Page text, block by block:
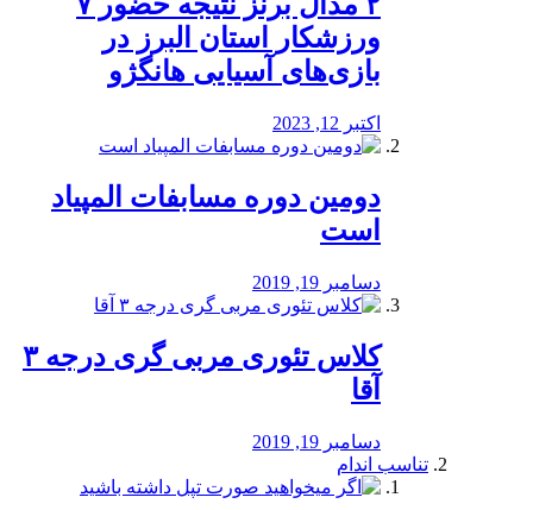
ورزشکار استان البرز در
بازی‌های آسیایی هانگژو
اکتبر 12, 2023
دومین دوره مسابفات المپیاد
است
دسامبر 19, 2019
کلاس تئوری مربی گری درجه ۳
آقا
دسامبر 19, 2019
تناسب اندام